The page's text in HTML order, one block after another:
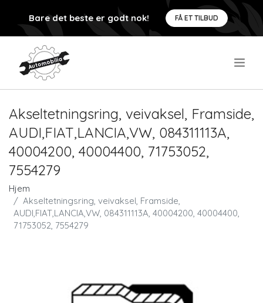
Bare det beste er godt nok! FÅ ET TILBUD
Akseltetningsring, veivaksel, Framside,
AUDI,FIAT,LANCIA,VW, 084311113A,
40004200, 40004400, 71753052,
7554279
Hjem
Akseltetningsring, veivaksel, Framside,
AUDI,FIAT,LANCIA,VW, 084311113A, 40004200, 40004400,
71753052, 7554279